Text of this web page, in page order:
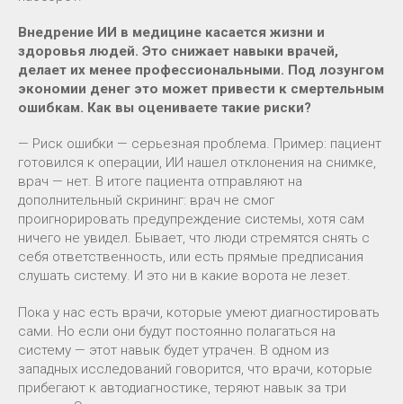
Внедрение ИИ в медицине касается жизни и
здоровья людей. Это снижает навыки врачей,
делает их менее профессиональными. Под лозунгом
экономии денег это может привести к смертельным
ошибкам. Как вы оцениваете такие риски?
— Риск ошибки — серьезная проблема. Пример: пациент
готовился к операции, ИИ нашел отклонения на снимке,
врач — нет. В итоге пациента отправляют на
дополнительный скрининг: врач не смог
проигнорировать предупреждение системы, хотя сам
ничего не увидел. Бывает, что люди стремятся снять с
себя ответственность, или есть прямые предписания
слушать систему. И это ни в какие ворота не лезет.
Пока у нас есть врачи, которые умеют диагностировать
сами. Но если они будут постоянно полагаться на
систему — этот навык будет утрачен. В одном из
западных исследований говорится, что врачи, которые
прибегают к автодиагностике, теряют навык за три